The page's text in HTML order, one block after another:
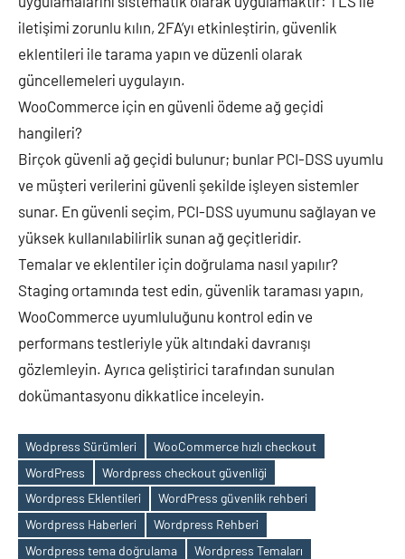
iletişimi zorunlu kılın, 2FA’yı etkinleştirin, güvenlik
eklentileri ile tarama yapın ve düzenli olarak
güncellemeleri uygulayın.
WooCommerce için en güvenli ödeme ağ geçidi
hangileri?
Birçok güvenli ağ geçidi bulunur; bunlar PCI-DSS uyumlu
ve müşteri verilerini güvenli şekilde işleyen sistemler
sunar. En güvenli seçim, PCI-DSS uyumunu sağlayan ve
yüksek kullanılabilirlik sunan ağ geçitleridir.
Temalar ve eklentiler için doğrulama nasıl yapılır?
Staging ortamında test edin, güvenlik taraması yapın,
WooCommerce uyumluluğunu kontrol edin ve
performans testleriyle yük altındaki davranışı
gözlemleyin. Ayrıca geliştirici tarafından sunulan
dokümantasyonu dikkatlice inceleyin.
Etiketler
Wodpress Sürümleri
WooCommerce hızlı checkout
WordPress
Wordpress checkout güvenliği
Wordpress Eklentileri
WordPress güvenlik rehberi
Wordpress Haberleri
Wordpress Rehberi
Wordpress tema doğrulama
Wordpress Temaları